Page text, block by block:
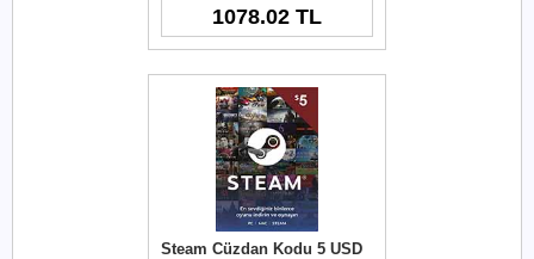
1078.02 TL
Steam Cüzdan Kodu 5 USD